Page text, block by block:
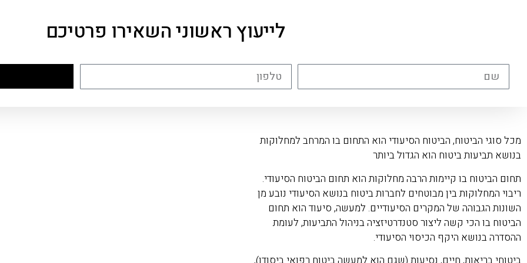
לייעוץ ראשוני השאירו פרטיכם
מכל סוגי הביטוח, הביטוח הסיעודי הוא התחום בו המרחב למחלוקות
בנושא תביעות ביטוח הוא הגדול ביותר
תחום הביטוח בו קיימות הרבה מחלוקות הוא תחום הביטוח הסיעודי.
ריבוי המחלוקות בין מבוטחים לחברות ביטוח בנושא הסיעודי נובע מן
השונות הגבוהה של המקרים הסיעודיים. למעשה, סיעוד הוא תחום
הביטוח בו הכי קשה ליצור סטנדרטיזציה בניהול התביעות, לעומת
ההסדרה בנושא היקף הכיסוי הסיעודי.